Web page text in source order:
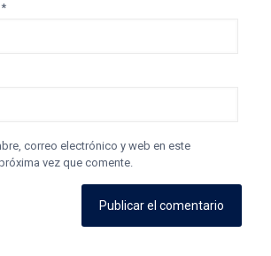
*
correo electrónico y web en este
vez que comente.